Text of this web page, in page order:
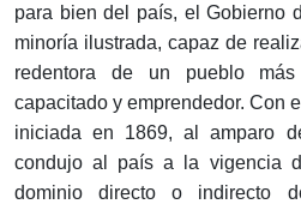
para bien del país, el Gobierno
minoría ilustrada, capaz de
redentora de un pueblo
capacitado y emprendedor. Con
iniciada en 1869, al amparo
condujo al país a la vigencia
dominio directo o indirecto